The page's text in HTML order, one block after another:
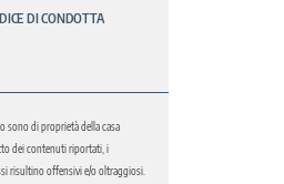
DI CONDOTTA
sono di proprietà della casa
dei contenuti riportati, i
risultino offensivi e/o oltraggiosi.